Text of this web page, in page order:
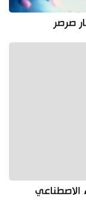
صرصر
الاصطناعي